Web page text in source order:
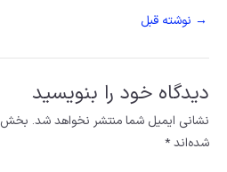
→ نوشته قبل
دیدگاه‌ خود را بنویسید
نشانی ایمیل شما منتشر نخواهد شد.
شده‌اند*